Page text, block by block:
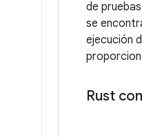
de
se
ejecución
Rust